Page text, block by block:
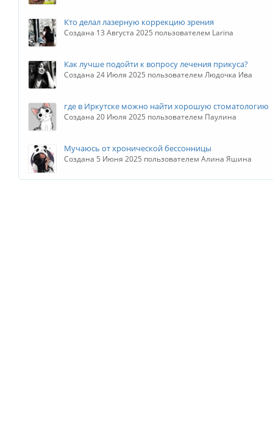
Кто делал лазерную коррекцию зрения
Создана 13 Августа 2025 пользователем Larina
Как лучше подойти к вопросу лечения прикуса?
Создана 24 Июля 2025 пользователем Людочка Ива
где в Иркутске можно найти хорошую стоматологию
Создана 20 Июля 2025 пользователем Паулина
Мучаюсь от хронической бессонницы
Создана 5 Июня 2025 пользователем Алина Яшина